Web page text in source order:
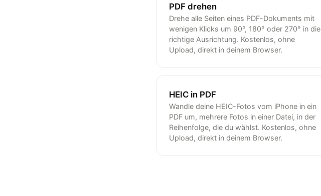
PDF drehen
Drehe alle Seiten eines PDF-Dokuments mit
wenigen Klicks um 90°, 180° oder 270° in die
richtige Ausrichtung. Kostenlos, ohne
Upload, direkt in deinem Browser.
HEIC in PDF
Wandle deine HEIC-Fotos vom iPhone in ein
PDF um, mehrere Fotos in einer Datei, in der
Reihenfolge, die du wählst. Kostenlos, ohne
Upload, direkt in deinem Browser.